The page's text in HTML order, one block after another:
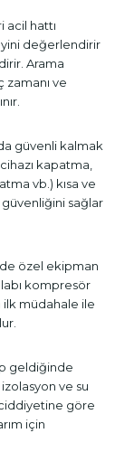
acil hattı
değerlendirir
Arama
zamanı ve
güvenli kalmak
kapatma,
vb.) kısa ve
sağlar
özel ekipman
kompresör
ilk müdahale ile
geldiğinde
ve su
ciddiyetine göre
için